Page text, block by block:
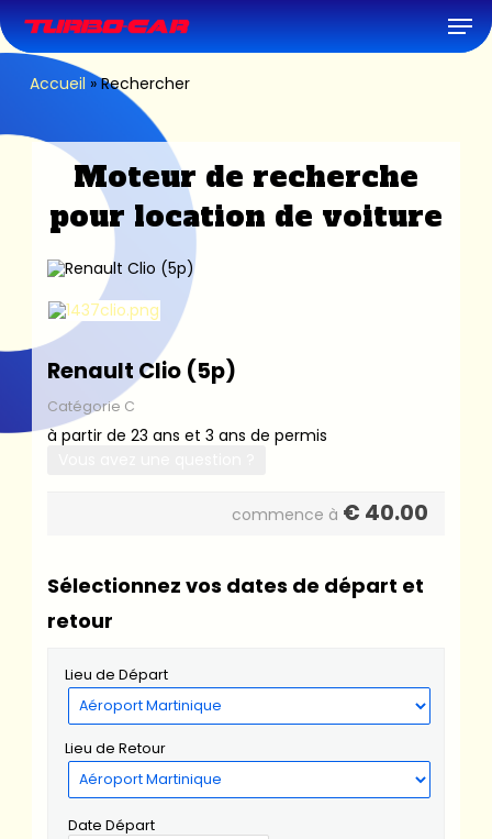
to
main
content
Accueil »Rechercher
Moteur de recherche
pour location de voiture
Renault Clio (5p)
Catégorie C
à partir de 23 ans et 3 ans de permis
commence à € 40.00
Sélectionnez vos dates de départ et
retour
Lieu de Départ
Lieu de Retour
Date Départ